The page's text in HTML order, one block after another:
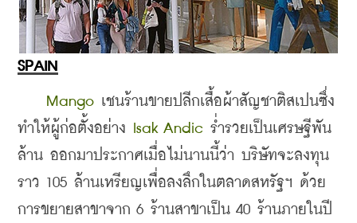
SPAIN
Mango เชนร้านขายปลีกเสื้อผ้าสัญชาติสเปนซึ่ง
ทำให้ผู้ก่อตั้งอย่าง
Isak Andic ร่ำรวยเป็นเศรษฐีพัน
ล้าน ออกมาประกาศเมื่อไม่นานนี้ว่า บริษัทจะลงทุน
ราว 105 ล้านเหรียญเพื่อลงลึกในตลาดสหรัฐฯ ด้วย
การขยายสาขาจาก 6 ร้านสาขาเป็น 40 ร้านภายในปี